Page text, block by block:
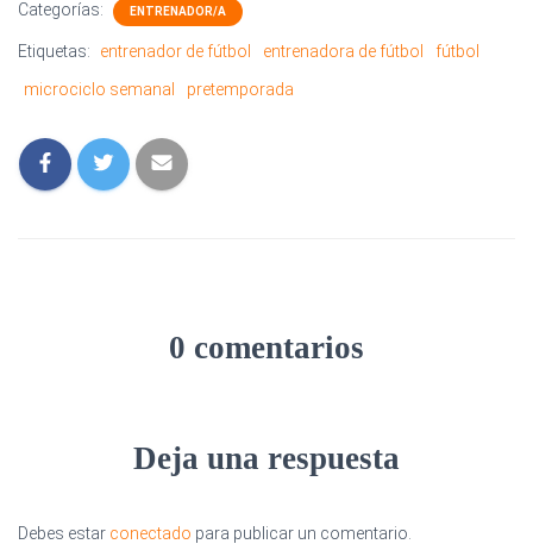
Categorías: ENTRENADOR/A
Etiquetas: entrenador de fútbol entrenadora de fútbol
fútbol
microciclo semanal
pretemporada
0 comentarios
Deja una respuesta
Debes estar conectado para publicar un comentario.